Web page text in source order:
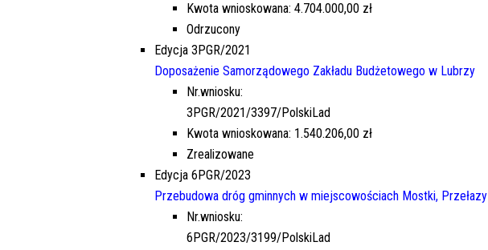
Kwota wnioskowana: 4.704.000,00 zł
Odrzucony
Edycja 3PGR/2021
Doposażenie Samorządowego Zakładu Budżetowego w Lubrzy
Nr.wniosku:
3PGR/2021/3397/PolskiLad
Kwota wnioskowana: 1.540.206,00 zł
Zrealizowane
Edycja 6PGR/2023
Przebudowa dróg gminnych w miejscowościach Mostki, Przełazy
Nr.wniosku:
6PGR/2023/3199/PolskiLad